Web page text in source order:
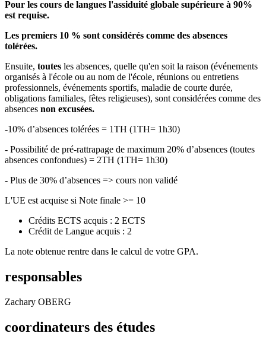
Pour les cours de langues l'assiduité globale supérieure à 90%
est requise.
Les premiers 10 % sont considérés comme des absences
tolérées.
Ensuite, toutes les absences, quelle qu'en soit la raison (événements
organisés à l'école ou au nom de l'école, réunions ou entretiens
professionnels, événements sportifs, maladie de courte durée,
obligations familiales, fêtes religieuses), sont considérées comme des
absences non excusées.
-10% d’absences tolérées = 1TH (1TH= 1h30)
- Possibilité de pré-rattrapage de maximum 20% d’absences (toutes
absences confondues) = 2TH (1TH= 1h30)
- Plus de 30% d’absences => cours non validé
L'UE est acquise si Note finale >= 10
Crédits ECTS acquis : 2 ECTS
Crédit de Langue acquis : 2
La note obtenue rentre dans le calcul de votre GPA.
responsables
Zachary OBERG
coordinateurs des études